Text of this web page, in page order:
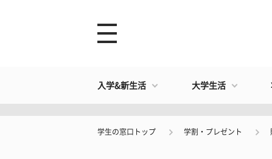
入学&新生活 大学生活
学生の窓口トップ 学割・プレゼント